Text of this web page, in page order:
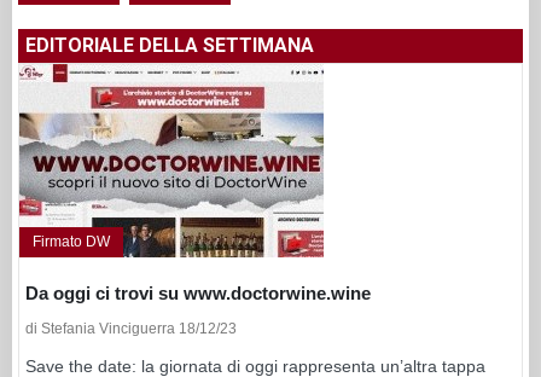
EDITORIALE DELLA SETTIMANA
Firmato DW
Da oggi ci trovi su www.doctorwine.wine
di Stefania Vinciguerra 18/12/23
Save the date: la giornata di oggi rappresenta un’altra tappa